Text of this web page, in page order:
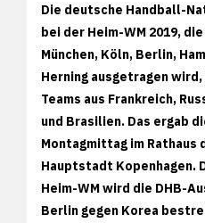
Die deutsche Handball-
bei der Heim-WM 2019,
München, Köln, Berlin,
Herning ausgetragen
Teams aus Frankreich,
und Brasilien. Das ergab
Montagmittag im Rathaus
Hauptstadt Kopenhagen.
Heim-WM wird die DHB-
Berlin gegen Korea